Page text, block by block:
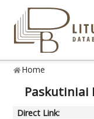
Home
Paskutiniai
Direct Link: